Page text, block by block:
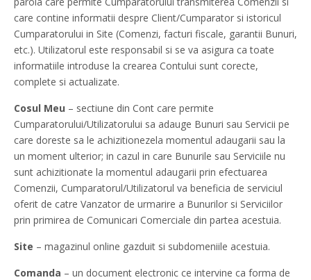
care contine informatii despre Client/Cumparator si istoricul
Cumparatorului in Site (Comenzi, facturi fiscale, garantii Bunuri,
etc.). Utilizatorul este responsabil si se va asigura ca toate
informatiile introduse la crearea Contului sunt corecte,
complete si actualizate.
Cosul Meu – sectiune din Cont care permite
Cumparatorului/Utilizatorului sa adauge Bunuri sau Servicii pe
care doreste sa le achizitionezela momentul adaugarii sau la
un moment ulterior; in cazul in care Bunurile sau Serviciile nu
sunt achizitionate la momentul adaugarii prin efectuarea
Comenzii, Cumparatorul/Utilizatorul va beneficia de serviciul
oferit de catre Vanzator de urmarire a Bunurilor si Serviciilor
prin primirea de Comunicari Comerciale din partea acestuia.
Site – magazinul online gazduit si subdomeniile acestuia.
Comanda – un document electronic ce intervine ca forma de